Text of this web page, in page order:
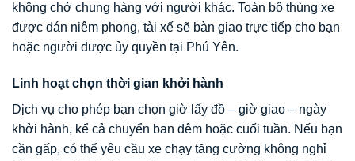
không chở chung hàng với người khác. Toàn bộ thùng xe
được dán niêm phong, tài xế sẽ bàn giao trực tiếp cho bạn
hoặc người được ủy quyền tại Phú Yên.
Linh hoạt chọn thời gian khởi hành
Dịch vụ cho phép bạn chọn giờ lấy đồ – giờ giao – ngày
khởi hành, kể cả chuyển ban đêm hoặc cuối tuần. Nếu bạn
cần gấp, có thể yêu cầu xe chạy tăng cường không nghỉ